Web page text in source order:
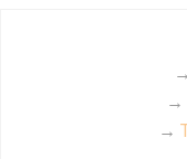
→
→
→